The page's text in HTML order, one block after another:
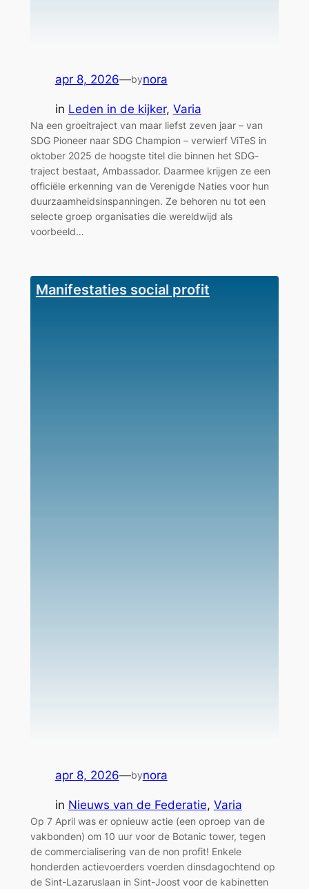
apr 8, 2026—bynora
in Leden in de kijker, Varia
Na een groeitraject van maar liefst zeven jaar – van
SDG Pioneer naar SDG Champion – verwierf ViTeS in
oktober 2025 de hoogste titel die binnen het SDG-
traject bestaat, Ambassador. Daarmee krijgen ze een
officiële erkenning van de Verenigde Naties voor hun
duurzaamheidsinspanningen. Ze behoren nu tot een
selecte groep organisaties die wereldwijd als
voorbeeld…
Manifestaties social profit
apr 8, 2026—bynora
in Nieuws van de Federatie, Varia
Op 7 April was er opnieuw actie (een oproep van de
vakbonden) om 10 uur voor de Botanic tower, tegen
de commercialisering van de non profit! Enkele
honderden actievoerders voerden dinsdagochtend op
de Sint-Lazaruslaan in Sint-Joost voor de kabinetten